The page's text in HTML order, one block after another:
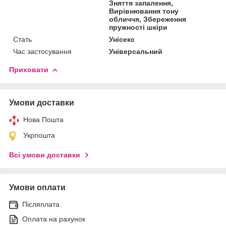
Зняття запалення,
Вирівнювання тону
обличчя, Збереження
пружності шкіри
Стать
Унісекс
Час застосування
Універсальний
Приховати
Умови доставки
Нова Пошта
Укрпошта
Всі умови доставки
Умови оплати
Післяплата
Оплата на рахунок